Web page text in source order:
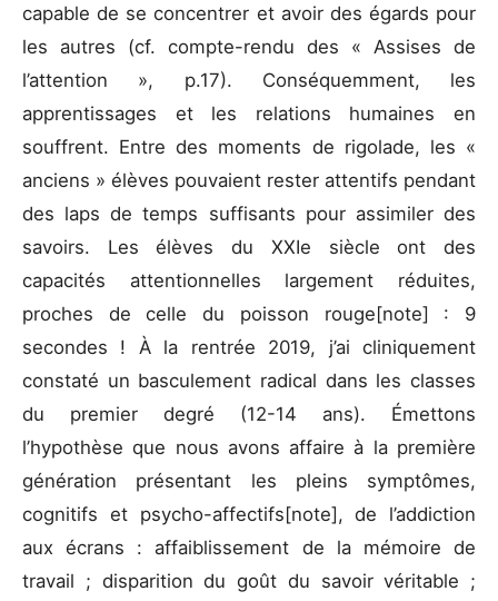
capable de se concentrer et avoir des égards pour
les autres (cf. compte-rendu des « Assises de
l’attention », p.17). Conséquemment, les
apprentissages et les relations humaines en
souffrent. Entre des moments de rigolade, les «
anciens » élèves pouvaient rester attentifs pendant
des laps de temps suffisants pour assimiler des
savoirs. Les élèves du XXIe siècle ont des
capacités attentionnelles largement réduites,
proches de celle du poisson rouge[note] : 9
secondes ! À la rentrée 2019, j’ai cliniquement
constaté un basculement radical dans les classes
du premier degré (12-14 ans). Émettons
l’hypothèse que nous avons affaire à la première
génération présentant les pleins symptômes,
cognitifs et psycho-affectifs[note], de l’addiction
aux écrans : affaiblissement de la mémoire de
travail ; disparition du goût du savoir véritable ;